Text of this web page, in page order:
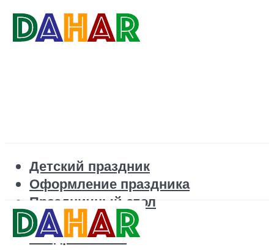
Детский праздник
Оформление праздника
Праздничный стол
Корпоратив
Поздравления